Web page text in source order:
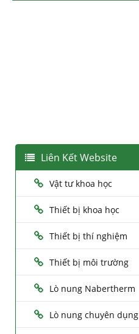
Liên Kết Website
Vật tư khoa học
Thiết bị khoa học
Thiết bị thí nghiệm
Thiết bị môi trường
Lò nung Nabertherm
Lò nung chuyên dụng